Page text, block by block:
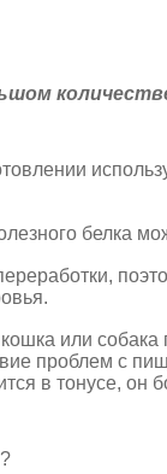
белка
или собака
проблем с
в тонусе, он